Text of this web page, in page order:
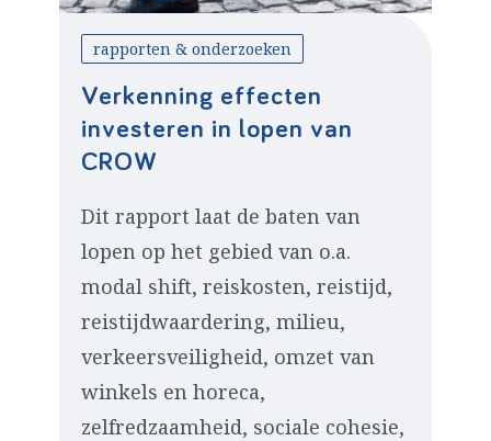
rapporten & onderzoeken
Verkenning effecten
investeren in lopen van
CROW
Dit rapport laat de baten van
lopen op het gebied van o.a.
modal shift, reiskosten, reistijd,
reistijdwaardering, milieu,
verkeersveiligheid, omzet van
winkels en horeca,
zelfredzaamheid, sociale cohesie,